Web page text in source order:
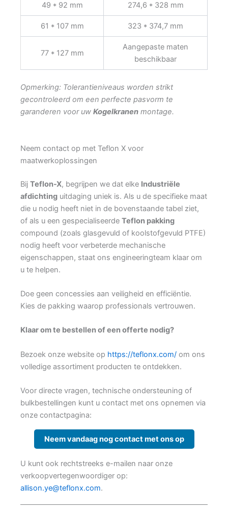
49 * 92 mm 274,6 * 328 mm
61 * 107 mm 323 * 374,7 mm
77 * 127 mm
Aangepaste maten
beschikbaar
Opmerking: Tolerantieniveaus worden strikt
gecontroleerd om een perfecte pasvorm te
garanderen voor uw Kogelkranen montage.
Neem contact op met Teflon X voor
maatwerkoplossingen
Bij Teflon-X, begrijpen we dat elke Industriële
afdichting uitdaging uniek is. Als u de specifieke maat
die u nodig heeft niet in de bovenstaande tabel ziet,
of als u een gespecialiseerde Teflon pakking
compound (zoals glasgevuld of koolstofgevuld PTFE)
nodig heeft voor verbeterde mechanische
eigenschappen, staat ons engineeringteam klaar om
u te helpen.
Doe geen concessies aan veiligheid en efficiëntie.
Kies de pakking waarop professionals vertrouwen.
Klaar om te bestellen of een offerte nodig?
Bezoek onze website op https://teflonx.com/ om ons
volledige assortiment producten te ontdekken.
Voor directe vragen, technische ondersteuning of
bulkbestellingen kunt u contact met ons opnemen via
onze contactpagina:
Neem vandaag nog contact met ons op
U kunt ook rechtstreeks e-mailen naar onze
verkoopvertegenwoordiger op:
allison.ye@teflonx.com.